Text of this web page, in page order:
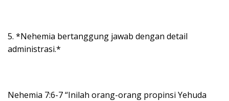
5. *Nehemia bertanggung jawab dengan detail
administrasi.*
Nehemia 7:6-7 “Inilah orang-orang propinsi Yehuda